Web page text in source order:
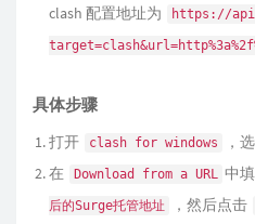
clash 配置地址为
https://
具体步骤
打开 clash for windows ，
在
Download from a URL 中
后的Surge托管地址 ，然后点击